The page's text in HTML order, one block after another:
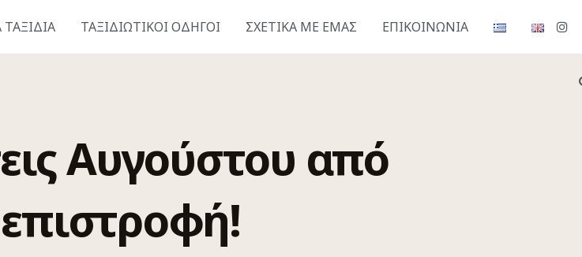
ΤΑΞΙΔΙΩΤΙΚΟΊ ΟΔΗΓΟΊ ΣΧΕΤΙΚΆ ΜΕ ΕΜΆΣ ΕΠΙΚΟΙΝΩΝΊΑ
Αυγούστου από